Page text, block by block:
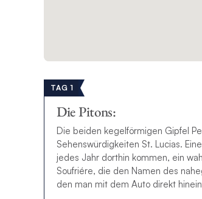
TAG 1
Die Pitons:
Die beiden kegelförmigen Gipfel
Sehenswürdigkeiten St. Lucias.
jedes Jahr dorthin kommen, ein
Soufriére, die den Namen des
den man mit dem Auto direkt